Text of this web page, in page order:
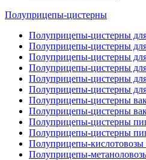
Полуприцепы-цистерны
Полуприцепы-цистерны
Полуприцепы-цистерны
Полуприцепы-цистерны
Полуприцепы-цистерны
Полуприцепы-цистерны
Полуприцепы-цистерны
Полуприцепы-цистерны
Полуприцепы-цистерны
Полуприцепы-цистерны
Полуприцепы-цистерны
Полуприцепы-кислотовозы
Полуприцепы-